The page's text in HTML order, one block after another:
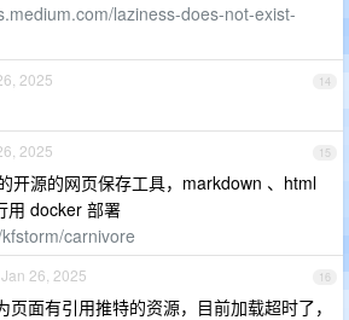
laziness-does-not-exist-
14
2025
15
2025
开源的网页保存工具，markdown 、html
用 docker 部署
carnivore
16
Jan 26, 2025
页面有引用推特的资源，目前加载超时了，